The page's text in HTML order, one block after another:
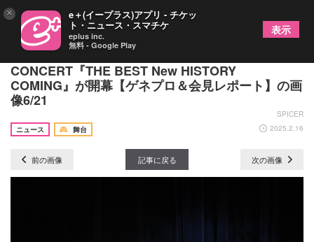
53作品の楽曲を豪華キャストが披露 帝国劇場
CONCERT『THE BEST New HISTORY
COMING』が開幕【ゲネプロ＆会見レポート】の画
像6/21
SPICER
ニュース
舞台 2025.2.16
前の画像 記事に戻る 次の画像
× e＋(イープラス)アプリ - チケッ
ト・ニュース・スマチケ
eplus inc.
無料 - Google Play
表示